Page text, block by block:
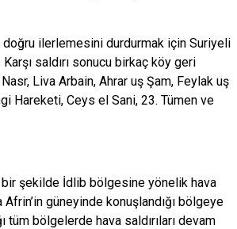
doğru ilerlemesini durdurmak için Suriyeli
saldırı sonucu birkaç köy geri
Liva Arbain, Ahrar uş Şam, Feylak uş
Hareketi, Ceys el Sani, 23. Tümen ve
bir şekilde İdlib bölgesine yönelik hava
Afrin’in güneyinde konuşlandığı bölgeye
tüm bölgelerde hava saldırıları devam